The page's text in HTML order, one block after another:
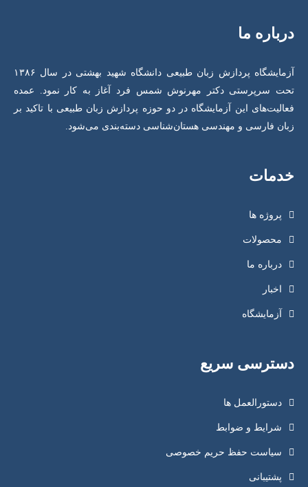
درباره ما
آزمایشگاه پردازش زبان طبیعی دانشگاه شهید بهشتی در سال ۱۳۸۶
تحت سرپرستی دکتر مهرنوش شمس فرد آغاز به کار نمود. عمده
فعالیت‌های این آزمایشگاه در دو حوزه پردازش زبان طبیعی با تاکید بر
زبان فارسی و مهندسی هستان‌شناسی دسته‌بندی می‌شود.
خدمات
پروژه ها
محصولات
درباره ما
اخبار
آزمایشگاه
دسترسی سریع
دستورالعمل ها
شرایط و ضوابط
سیاست حفظ حریم خصوصی
پشتیبانی